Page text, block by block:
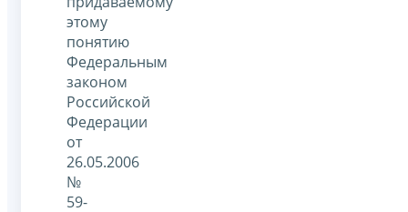
этому
понятию
Федеральным
законом
Российской
Федерации
от
26.05.2006
№
59-